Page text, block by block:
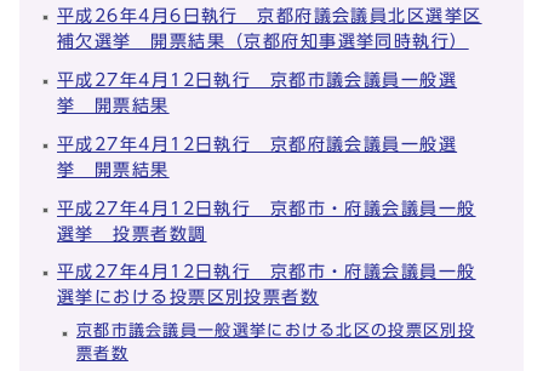
平成26年4月6日執行 京都府議会議員北区選挙区
補欠選挙 開票結果（京都府知事選挙同時執行）
平成27年4月12日執行 京都市議会議員一般選
挙 開票結果
平成27年4月12日執行 京都府議会議員一般選
挙 開票結果
平成27年4月12日執行 京都市・府議会議員一般
選挙 投票者数調
平成27年4月12日執行 京都市・府議会議員一般
選挙における投票区別投票者数
京都市議会議員一般選挙における北区の投票区別投
票者数